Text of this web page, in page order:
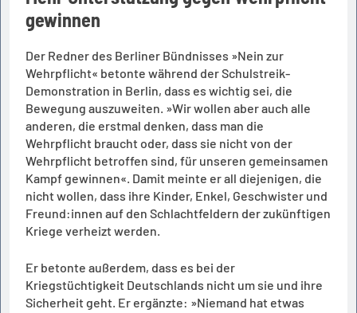
gewinnen
Der Redner des Berliner Bündnisses »Nein zur
Wehrpflicht« betonte während der Schulstreik-
Demonstration in Berlin, dass es wichtig sei, die
Bewegung auszuweiten. »Wir wollen aber auch alle
anderen, die erstmal denken, dass man die
Wehrpflicht braucht oder, dass sie nicht von der
Wehrpflicht betroffen sind, für unseren gemeinsamen
Kampf gewinnen«. Damit meinte er all diejenigen, die
nicht wollen, dass ihre Kinder, Enkel, Geschwister und
Freund:innen auf den Schlachtfeldern der zukünftigen
Kriege verheizt werden.
Er betonte außerdem, dass es bei der
Kriegstüchtigkeit Deutschlands nicht um sie und ihre
Sicherheit geht. Er ergänzte: »Niemand hat etwas